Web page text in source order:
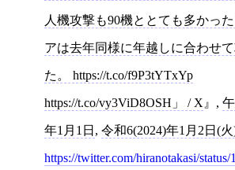
人機攻撃も90機ととても多かっ
アは去年同様に年越しに合わせ
た。 https://t.co/f9P3tYTxYp
https://t.co/vy3ViD8OSH」 / X ,
年1月1日 , 令和6(2024)年1月2日(
https://twitter.com/hiranotakasi/